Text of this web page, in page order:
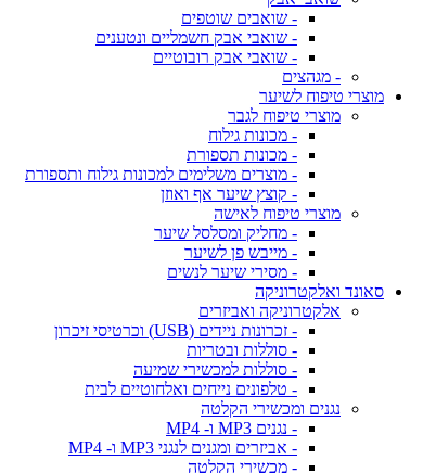
- שואבים שוטפים
- שואבי אבק חשמליים ונטענים
- שואבי אבק רובוטיים
- מגהצים
מוצרי טיפוח לשיער
מוצרי טיפוח לגבר
- מכונות גילוח
- מכונות תספורת
- מוצרים משלימים למכונות גילוח ותספורת
- קוצץ שיער אף ואוזן
מוצרי טיפוח לאישה
- מחליק ומסלסל שיער
- מייבש פן לשיער
- מסירי שיער לנשים
סאונד ואלקטרוניקה
אלקטרוניקה ואביזרים
- זכרונות ניידים (USB) וכרטיסי זיכרון
- סוללות ובטריות
- סוללות למכשירי שמיעה
- טלפונים נייחים ואלחוטיים לבית
נגנים ומכשירי הקלטה
- נגנים MP3 ו- MP4
- אביזרים ומגנים לנגני MP3 ו- MP4
- מכשירי הקלטה